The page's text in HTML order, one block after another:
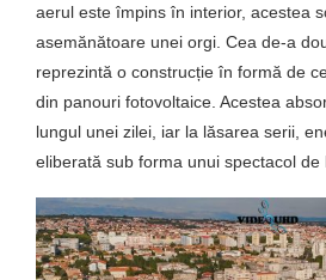
aerul este împins în interior, acestea
asemănătoare unei orgi. Cea de-a
reprezintă o construcție în formă de
din panouri fotovoltaice. Acestea
lungul unei zilei, iar la lăsarea serii,
eliberată sub forma unui spectacol de